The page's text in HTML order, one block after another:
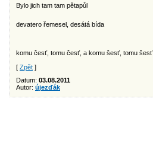
Bylo jich tam tam pětapůl
devatero řemesel, desátá bída
komu česť, tomu česť, a komu šesť, tomu šesť
[ Zpět ]
Datum: 03.08.2011
Autor: újezďák